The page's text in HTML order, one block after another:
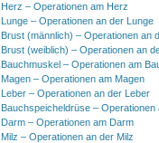
Herz – Operationen am Herz
Lunge – Operationen an der Lunge
Brust (männlich) – Operationen an
Brust (weiblich) – Operationen an
Bauchmuskel – Operationen am
Magen – Operationen am Magen
Leber – Operationen an der Leber
Bauchspeicheldrüse –
Darm – Operationen am Darm
Milz – Operationen an der Milz